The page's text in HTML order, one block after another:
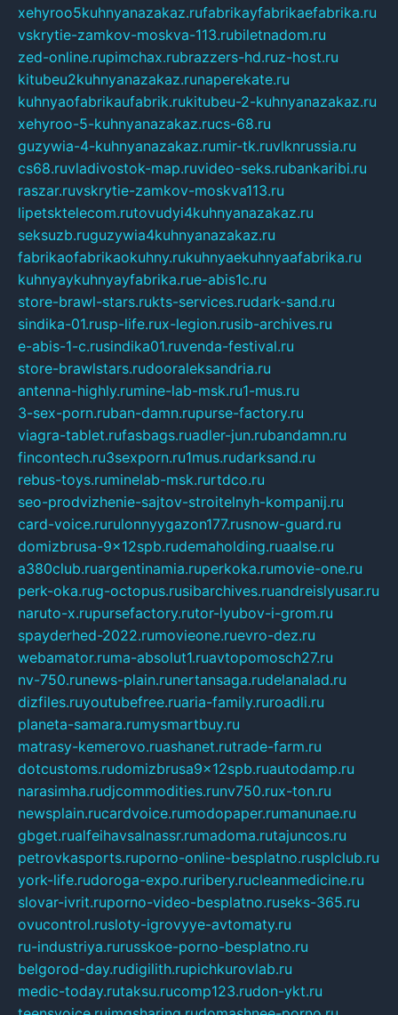
xehyroo5kuhnyanazakaz.rufabrikayfabrikaefabrika.ru
vskrytie-zamkov-moskva-113.rubiletnadom.ru
zed-online.rupimchax.rubrazzers-hd.ruz-host.ru
kitubeu2kuhnyanazakaz.runaperekate.ru
kuhnyaofabrikaufabrik.rukitubeu-2-kuhnyanazakaz.ru
xehyroo-5-kuhnyanazakaz.rucs-68.ru
guzywia-4-kuhnyanazakaz.rumir-tk.ruvlknrussia.ru
cs68.ruvladivostok-map.ruvideo-seks.rubankaribi.ru
raszar.ruvskrytie-zamkov-moskva113.ru
lipetsktelecom.rutovudyi4kuhnyanazakaz.ru
seksuzb.ruguzywia4kuhnyanazakaz.ru
fabrikaofabrikaokuhny.rukuhnyaekuhnyaafabrika.ru
kuhnyaykuhnyayfabrika.rue-abis1c.ru
store-brawl-stars.rukts-services.rudark-sand.ru
sindika-01.rusp-life.rux-legion.rusib-archives.ru
e-abis-1-c.rusindika01.ruvenda-festival.ru
store-brawlstars.rudooraleksandria.ru
antenna-highly.rumine-lab-msk.ru1-mus.ru
3-sex-porn.ruban-damn.rupurse-factory.ru
viagra-tablet.rufasbags.ruadler-jun.rubandamn.ru
fincontech.ru3sexporn.ru1mus.rudarksand.ru
rebus-toys.ruminelab-msk.rurtdco.ru
seo-prodvizhenie-sajtov-stroitelnyh-kompanij.ru
card-voice.rurulonnyygazon177.rusnow-guard.ru
domizbrusa-9x12spb.rudemaholding.ruaalse.ru
a380club.ruargentinamia.ruperkoka.rumovie-one.ru
perk-oka.rug-octopus.rusibarchives.ruandreislyusar.ru
naruto-x.rupursefactory.rutor-lyubov-i-grom.ru
spayderhed-2022.rumovieone.ruevro-dez.ru
webamator.ruma-absolut1.ruavtopomosch27.ru
nv-750.runews-plain.runertansaga.rudelanalad.ru
dizfiles.ruyoutubefree.ruaria-family.ruroadli.ru
planeta-samara.rumysmartbuy.ru
matrasy-kemerovo.ruashanet.rutrade-farm.ru
dotcustoms.rudomizbrusa9x12spb.ruautodamp.ru
narasimha.rudjcommodities.runv750.rux-ton.ru
newsplain.rucardvoice.rumodopaper.rumanunae.ru
gbget.rualfeihavsalnassr.rumadoma.rutajuncos.ru
petrovkasports.ruporno-online-besplatno.rusplclub.ru
york-life.rudoroga-expo.ruribery.rucleanmedicine.ru
slovar-ivrit.ruporno-video-besplatno.ruseks-365.ru
ovucontrol.rusloty-igrovyye-avtomaty.ru
ru-industriya.rurusskoe-porno-besplatno.ru
belgorod-day.rudigilith.rupichkurovlab.ru
medic-today.rutaksu.rucomp123.rudon-ykt.ru